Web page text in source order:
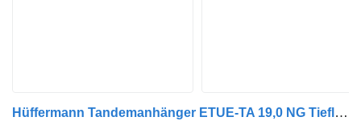
Hüffermann Tandemanhänger ETUE-TA 19,0 NG Tiefladeranhänger Ram